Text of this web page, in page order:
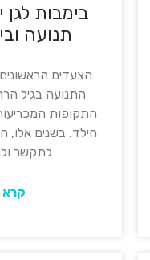
בימבות לגן
תנועה
הצעדים
התנועה בגיל
התקופות
הילד. בשנים אלו,
לתקשר
קרא